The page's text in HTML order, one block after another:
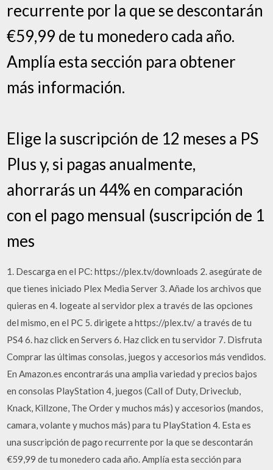
recurrente por la que se descontarán
€59,99 de tu monedero cada año.
Amplía esta sección para obtener
más información.
Elige la suscripción de 12 meses a PS
Plus y, si pagas anualmente,
ahorrarás un 44% en comparación
con el pago mensual (suscripción de 1
mes
1. Descarga en el PC: https://plex.tv/downloads 2. asegúrate de
que tienes iniciado Plex Media Server 3. Añade los archivos que
quieras en 4. logeate al servidor plex a través de las opciones
del mismo, en el PC 5. dirigete a https://plex.tv/ a través de tu
PS4 6. haz click en Servers 6. Haz click en tu servidor 7. Disfruta
Comprar las últimas consolas, juegos y accesorios más vendidos.
En Amazon.es encontrarás una amplia variedad y precios bajos
en consolas PlayStation 4, juegos (Call of Duty, Driveclub,
Knack, Killzone, The Order y muchos más) y accesorios (mandos,
camara, volante y muchos más) para tu PlayStation 4. Esta es
una suscripción de pago recurrente por la que se descontarán
€59,99 de tu monedero cada año. Amplía esta sección para